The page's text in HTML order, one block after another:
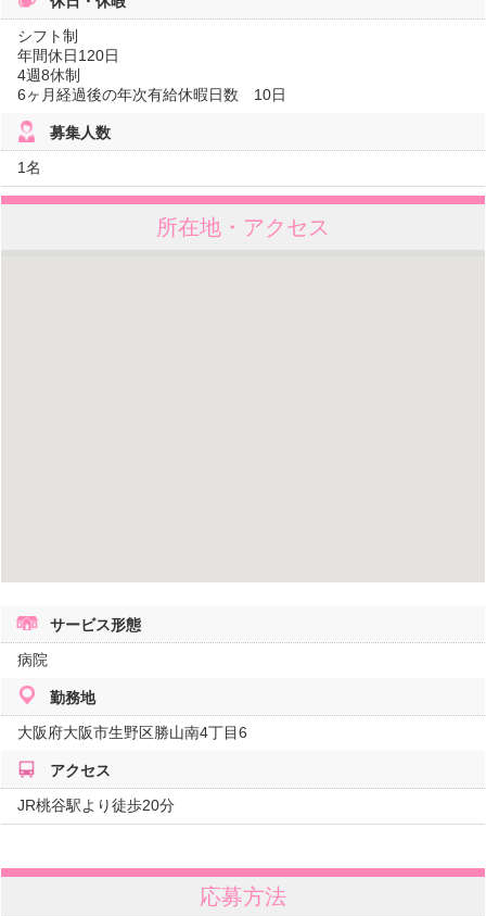
シフト制
年間休日120日
4週8休制
6ヶ月経過後の年次有給休暇日数 10日
募集人数
1名
所在地・アクセス
サービス形態
病院
勤務地
大阪府大阪市生野区勝山南4丁目6
アクセス
JR桃谷駅より徒歩20分
応募方法